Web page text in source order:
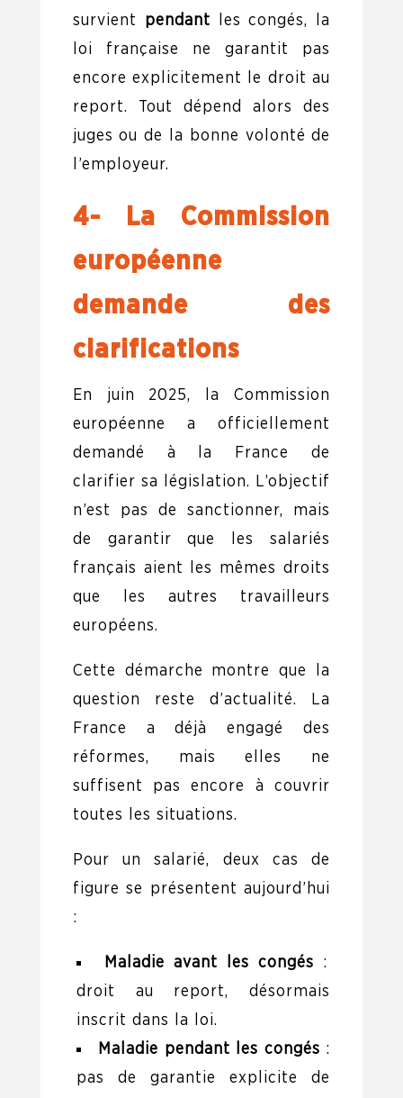
survient pendant les congés, la
loi française ne garantit pas
encore explicitement le droit au
report. Tout dépend alors des
juges ou de la bonne volonté de
l’employeur.
4- La Commission
européenne
demande des
clarifications
En juin 2025, la Commission
européenne a officiellement
demandé à la France de
clarifier sa législation. L’objectif
n’est pas de sanctionner, mais
de garantir que les salariés
français aient les mêmes droits
que les autres travailleurs
européens.
Cette démarche montre que la
question reste d’actualité. La
France a déjà engagé des
réformes, mais elles ne
suffisent pas encore à couvrir
toutes les situations.
Pour un salarié, deux cas de
figure se présentent aujourd’hui
:
Maladie avant les congés :
droit au report, désormais
inscrit dans la loi.
Maladie pendant les congés :
pas de garantie explicite de